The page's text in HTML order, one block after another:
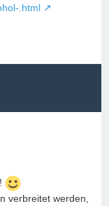
.html
verbreitet werden,